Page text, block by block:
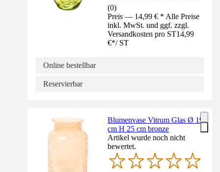
(0)
Preis — 14,99 € * Alle Preise
inkl. MwSt. und ggf. zzgl.
Versandkosten pro ST14,99
€*/ ST
Online bestellbar
Reservierbar
Blumenvase Vitrum Glas Ø 19
cm H 25 cm bronze
Artikel wurde noch nicht
bewertet.